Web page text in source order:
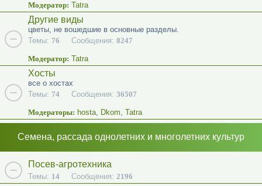
Модератор: Tatra
Другие виды
цветы, не вошедшие в основные разделы.
Темы: 76 Сообщения: 8247
Модератор: Tatra
Хосты
все о хостах
Темы: 74 Сообщения: 36507
Модераторы: hosta, Dkom, Tatra
Семена, рассада однолетних и многолетних культур
Посев-агротехника
Темы: 14 Сообщения: 2196